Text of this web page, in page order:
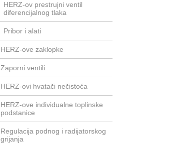
HERZ-ov prestrujni ventil
diferencijalnog tlaka
Pribor i alati
HERZ-ove zaklopke
Zaporni ventili
HERZ-ovi hvatači nečistoća
HERZ-ove individualne toplinske
podstanice
Regulacija podnog i radijatorskog
grijanja